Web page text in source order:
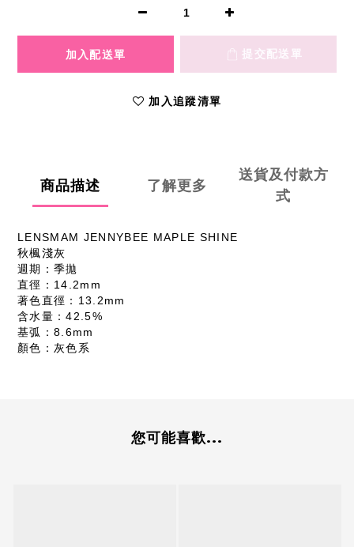
加入追蹤清單
商品描述 了解更多
送貨及付款方
式
LENSMAM JENNYBEE MAPLE SHINE
秋楓淺灰
週期：季拋
直徑：14.2mm
著色直徑：13.2mm
含水量：42.5%
基弧：8.6mm
顏色：灰色系
您可能喜歡...